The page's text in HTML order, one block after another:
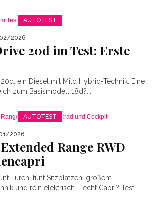
AUTOTEST
2026
20d im Test: Erste
ein Diesel mit Mild Hybrid-Technik. Eine
zum Basismodell 18d?...
AUTOTEST
2026
Range RWD
Türen, fünf Sitzplätzen, großem
und rein elektrisch – echt Capri? Test...